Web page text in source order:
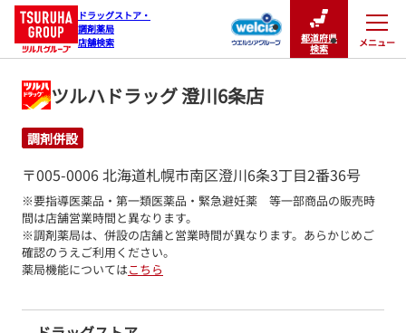
ドラッグストア・
調剤薬局
店舗検索
都道府県
検索
メニュー
閉じる
ツルハドラッグ 澄川6条店
調剤併設
〒005-0006 北海道札幌市南区澄川6条3丁目2番36号
※要指導医薬品・第一類医薬品・緊急避妊薬　等一部商品の販売時
間は店舗営業時間と異なります。
※調剤薬局は、併設の店舗と営業時間が異なります。あらかじめご
確認のうえご利用ください。
薬局機能についてはこちら